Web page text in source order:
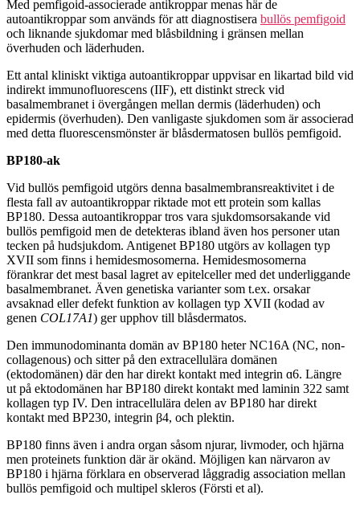
Med pemfigoid-associerade antikroppar menas här de
autoantikroppar som används för att diagnostisera bullös pemfigoid
och liknande sjukdomar med blåsbildning i gränsen mellan
överhuden och läderhuden.
Ett antal kliniskt viktiga autoantikroppar uppvisar en likartad bild vid
indirekt immunofluorescens (IIF), ett distinkt streck vid
basalmembranet i övergången mellan dermis (läderhuden) och
epidermis (överhuden). Den vanligaste sjukdomen som är associerad
med detta fluorescensmönster är blåsdermatosen bullös pemfigoid.
BP180-ak
Vid bullös pemfigoid utgörs denna basalmembransreaktivitet i de
flesta fall av autoantikroppar riktade mot ett protein som kallas
BP180. Dessa autoantikroppar tros vara sjukdomsorsakande vid
bullös pemfigoid men de detekteras ibland även hos personer utan
tecken på hudsjukdom. Antigenet BP180 utgörs av kollagen typ
XVII som finns i hemidesmosomerna. Hemidesmosomerna
förankrar det mest basal lagret av epitelceller med det underliggande
basalmembranet. Även genetiska varianter som t.ex. orsakar
avsaknad eller defekt funktion av kollagen typ XVII (kodad av
genen COL17A1) ger upphov till blåsdermatos.
Den immunodominanta domän av BP180 heter NC16A (NC, non-
collagenous) och sitter på den extracellulära domänen
(ektodomänen) där den har direkt kontakt med integrin ɑ6. Längre
ut på ektodomänen har BP180 direkt kontakt med laminin 322 samt
kollagen typ IV. Den intracellulära delen av BP180 har direkt
kontakt med BP230, integrin β4, och plektin.
BP180 finns även i andra organ såsom njurar, livmoder, och hjärna
men proteinets funktion där är okänd. Möjligen kan närvaron av
BP180 i hjärna förklara en observerad låggradig association mellan
bullös pemfigoid och multipel skleros (Försti et al).